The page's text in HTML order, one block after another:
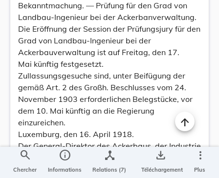
Bekanntmachung. — Prüfung für den Grad von
Landbau-Ingenieur bei der Ackerbanverwaltung.
Die Eröffnung der Session der Prüfungsjury für den
Grad von Landbau-Ingenieur bei der
Ackerbauverwaltung ist auf Freitag, den 17.
Mai künftig festgesetzt.
Zullassungsgesuche sind, unter Beifügung der
gemäß Art. 2 des Großh. Beschlusses vom 24.
November 1903 erforderlichen Belegstücke, vor
dem 10. Mai künftig an die Regierung
einzureichen.
Luxemburg, den 16. April 1918.
Der General-Direktor des Ackerbaus, der Industrie
und des Handels,
J. F a b e r.
search
Chercher
info
Informations
device_hub
Relations (7)
save_alt
Téléchargement
more_vert
Plus